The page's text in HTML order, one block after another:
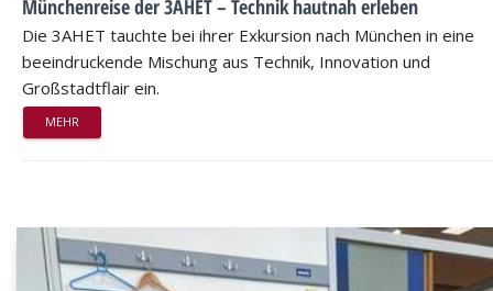
Münchenreise der 3AHET – Technik hautnah erleben
Die 3AHET tauchte bei ihrer Exkursion nach München in eine
beeindruckende Mischung aus Technik, Innovation und
Großstadtflair ein.
MEHR